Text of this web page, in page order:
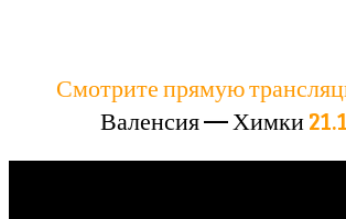
Смотрите прямую
Валенсия — Химки